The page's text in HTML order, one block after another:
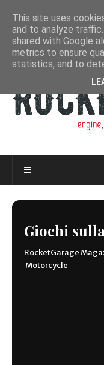
Giochi
RocketGarage
Motorcycle
This site uses
and to analyze
shared with Google
metrics to ensure
statistics, and to